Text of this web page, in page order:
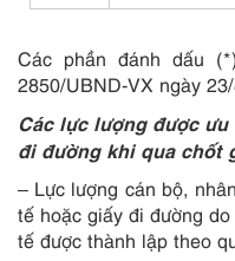
Các phần đánh dấu
2850/UBND-VX ngày
Các lực lượng được
đi đường khi qua chốt
– Lực lượng cán bộ,
tế hoặc giấy đi đường
tế được thành lập theo